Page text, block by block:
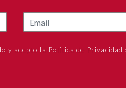
y acepto la Política de